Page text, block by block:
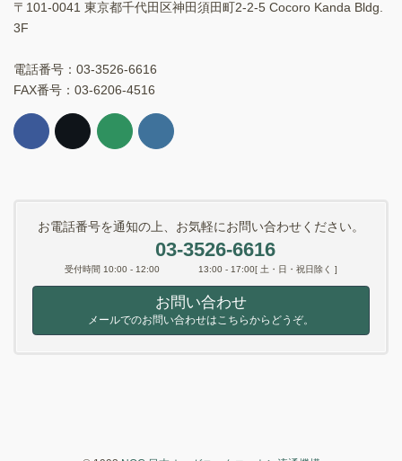
〒101-0041 東京都千代田区神田須田町2-2-5 Cocoro Kanda Bldg.
3F
電話番号：03-3526-6616
FAX番号：03-6206-4516
お電話番号を通知の上、お気軽にお問い合わせください。
03-3526-6616
受付時間 10:00 - 12:00 13:00 - 17:00[ 土・日・祝日除く ]
お問い合わせ
メールでのお問い合わせはこちらからどうぞ。